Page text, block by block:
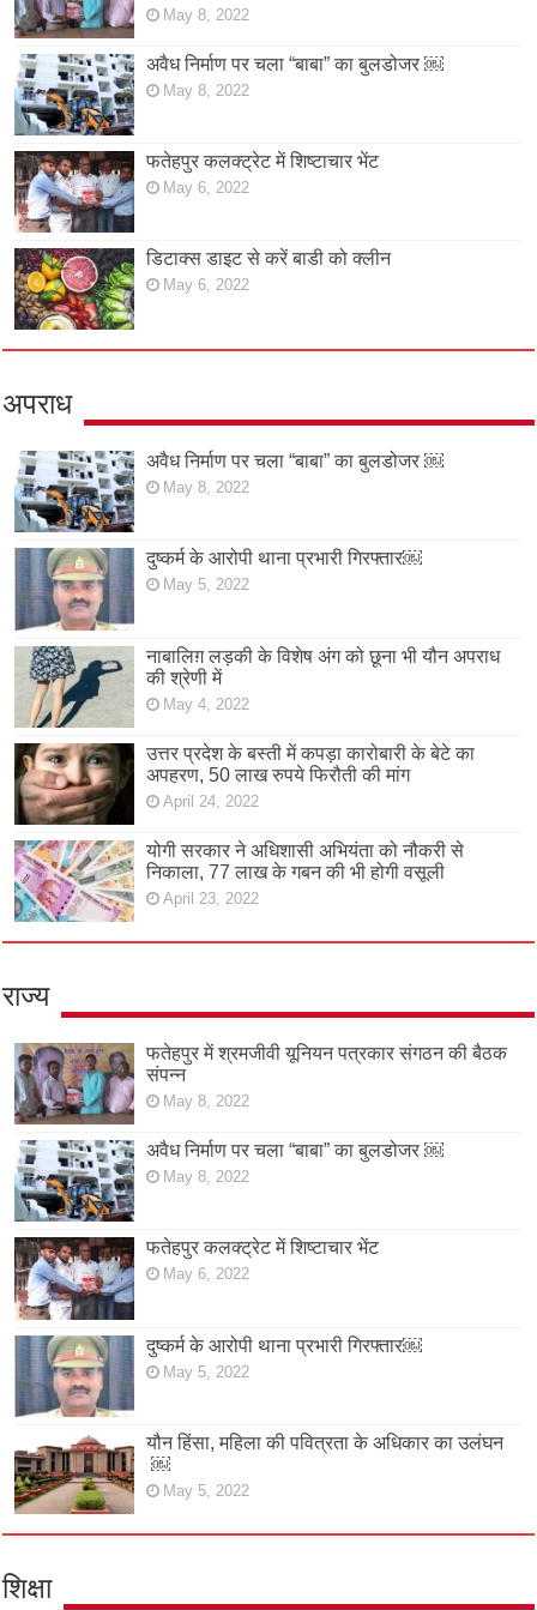
May 8, 2022
अवैध निर्माण पर चला “बाबा” का बुलडोजर ￼
May 8, 2022
फतेहपुर कलक्ट्रेट में शिष्टाचार भेंट
May 6, 2022
डिटाक्स डाइट से करें बाडी को क्लीन
May 6, 2022
अपराध
अवैध निर्माण पर चला “बाबा” का बुलडोजर ￼
May 8, 2022
दुष्कर्म के आरोपी थाना प्रभारी गिरफ्तार￼
May 5, 2022
नाबालिग़ लड़की के विशेष अंग को छूना भी यौन अपराध
की श्रेणी में
May 4, 2022
उत्तर प्रदेश के बस्ती में कपड़ा कारोबारी के बेटे का
अपहरण, 50 लाख रुपये फिरौती की मांग
April 24, 2022
योगी सरकार ने अधिशासी अभियंता को नौकरी से
निकाला, 77 लाख के गबन की भी होगी वसूली
April 23, 2022
राज्य
फतेहपुर में श्रमजीवी यूनियन पत्रकार संगठन की बैठक
संपन्न
May 8, 2022
अवैध निर्माण पर चला “बाबा” का बुलडोजर ￼
May 8, 2022
फतेहपुर कलक्ट्रेट में शिष्टाचार भेंट
May 6, 2022
दुष्कर्म के आरोपी थाना प्रभारी गिरफ्तार￼
May 5, 2022
यौन हिंसा, महिला की पवित्रता के अधिकार का उलंघन
￼
May 5, 2022
शिक्षा